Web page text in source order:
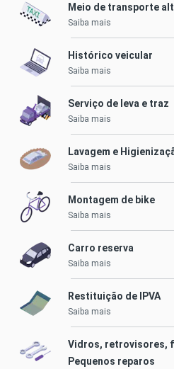
Meio de transporte
Saiba mais
Histórico veicular
Saiba mais
Serviço de leva e traz
Saiba mais
Lavagem e
Saiba mais
Montagem de bike
Saiba mais
Carro reserva
Saiba mais
Restituição de IPVA
Saiba mais
Vidros, retrovisores,
Pequenos reparos